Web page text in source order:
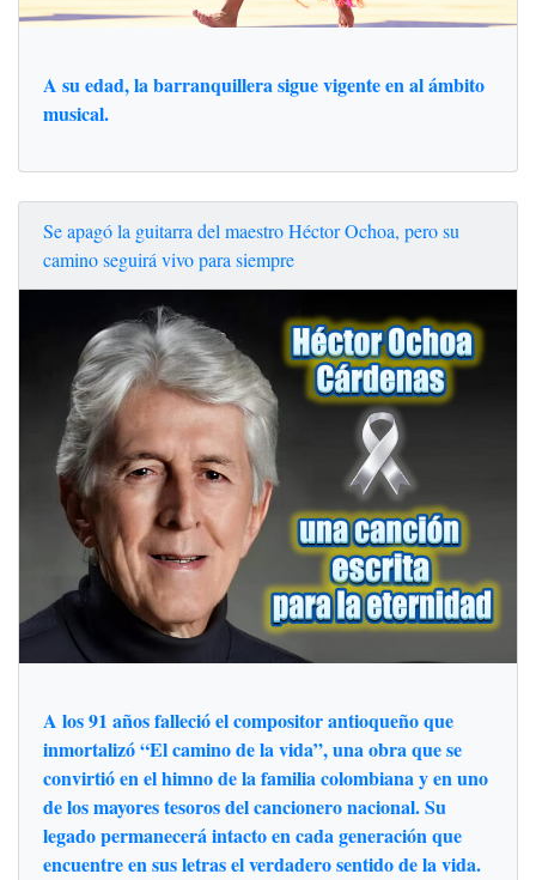
A su edad, la barranquillera sigue vigente en al ámbito
musical.
Se apagó la guitarra del maestro Héctor Ochoa, pero su
camino seguirá vivo para siempre
A los 91 años falleció el compositor antioqueño que
inmortalizó “El camino de la vida”, una obra que se
convirtió en el himno de la familia colombiana y en uno
de los mayores tesoros del cancionero nacional. Su
legado permanecerá intacto en cada generación que
encuentre en sus letras el verdadero sentido de la vida.